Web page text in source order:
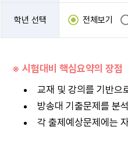
학년 선택 전체보기
※ 시험대비 핵심요약의 장점
교재 및 강의를 기반으
방송대 기출문제를 분
각 출제예상문제에는